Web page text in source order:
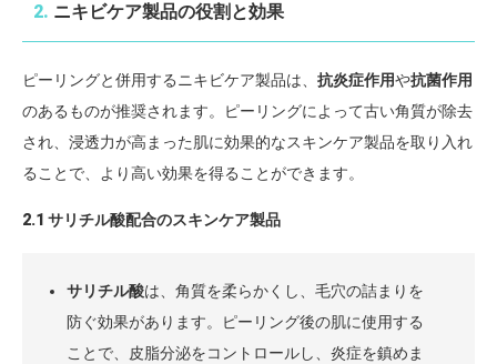
2. ニキビケア製品の役割と効果
ピーリングと併用するニキビケア製品は、 抗炎症作用や抗菌作用
のあるものが推奨されます。ピーリングによって古い角質が除去
され、浸透力が高まった肌に効果的なスキンケア製品を取り入れ
ることで、より高い効果を得ることができます。
2.1 サリチル酸配合のスキンケア製品
サリチル酸は、角質を柔らかくし、毛穴の詰まりを
防ぐ効果があります。ピーリング後の肌に使用する
ことで、皮脂分泌をコントロールし、炎症を鎮めま